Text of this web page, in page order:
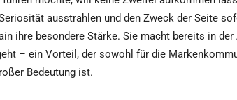
ausstrahlen und den Zweck der Seite
ihre besondere Stärke. Sie macht bereits in
– ein Vorteil, der sowohl für die
Bedeutung ist.